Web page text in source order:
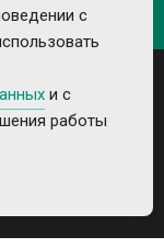
лицензии и
с
и с
работы